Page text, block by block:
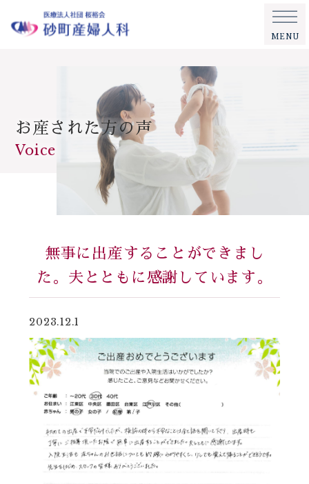
MENU
お産された方の声
Voice
無事に出産することができまし
た。夫とともに感謝しています。
2023.12.1